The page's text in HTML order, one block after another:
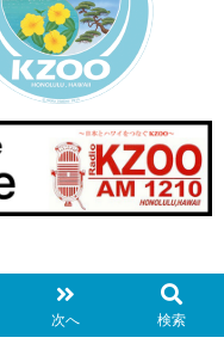
次へ 検索